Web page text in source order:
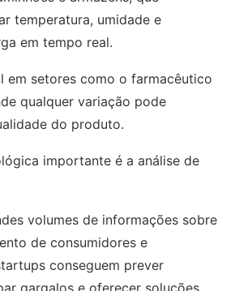
temperatura, umidade e
em tempo real.
em setores como o farmacêutico
qualquer variação pode
do produto.
importante é a análise de
volumes de informações sobre
de consumidores e
conseguem prever
gargalos e oferecer soluções